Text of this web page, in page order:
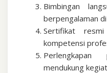
Bimbingan
berpengalaman
Sertifikat
kompetensi
mendukung